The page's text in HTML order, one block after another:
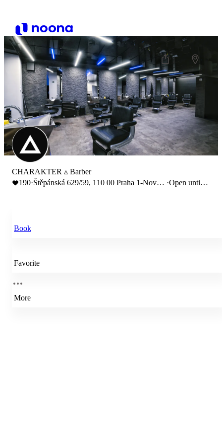
CHARAKTER ▵ Barber
190·Štěpánská 629/59, 110 00 Praha 1-Nové
·Open until
Book
Favorite
More